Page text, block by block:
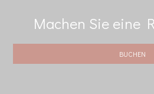
Machen Sie eine
BUCHEN